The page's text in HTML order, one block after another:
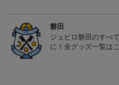
磐田
ジュビロ磐田のすべ
に！全グッズ一覧は